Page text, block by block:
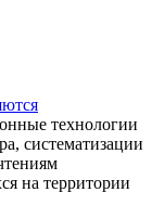
технологии
систематизации
на территории